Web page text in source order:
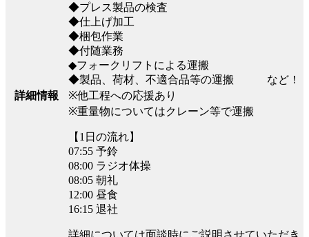
詳細情報
◆プレス製品の検査
◆仕上げ加工
◆梱包作業
◆付随業務
◆フォークリフトによる運搬
◆製品、荷材、不適合品等の運搬 など！
※他工程への応援あり
※重量物についてはクレーン等で運搬
【1日の流れ】
07:55 予鈴
08:00 ラジオ体操
08:05 朝礼
12:00 昼食
16:15 退社